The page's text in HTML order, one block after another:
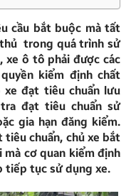
cầu bắt buộc mà tất
thủ trong quá trình sử
xe ô tô phải được các
kiểm định chất
xe đạt tiêu chuẩn lưu
đạt tiêu chuẩn sử
gia hạn đăng kiểm.
chuẩn, chủ xe bắt
mà cơ quan kiểm định
tiếp tục sử dụng xe.